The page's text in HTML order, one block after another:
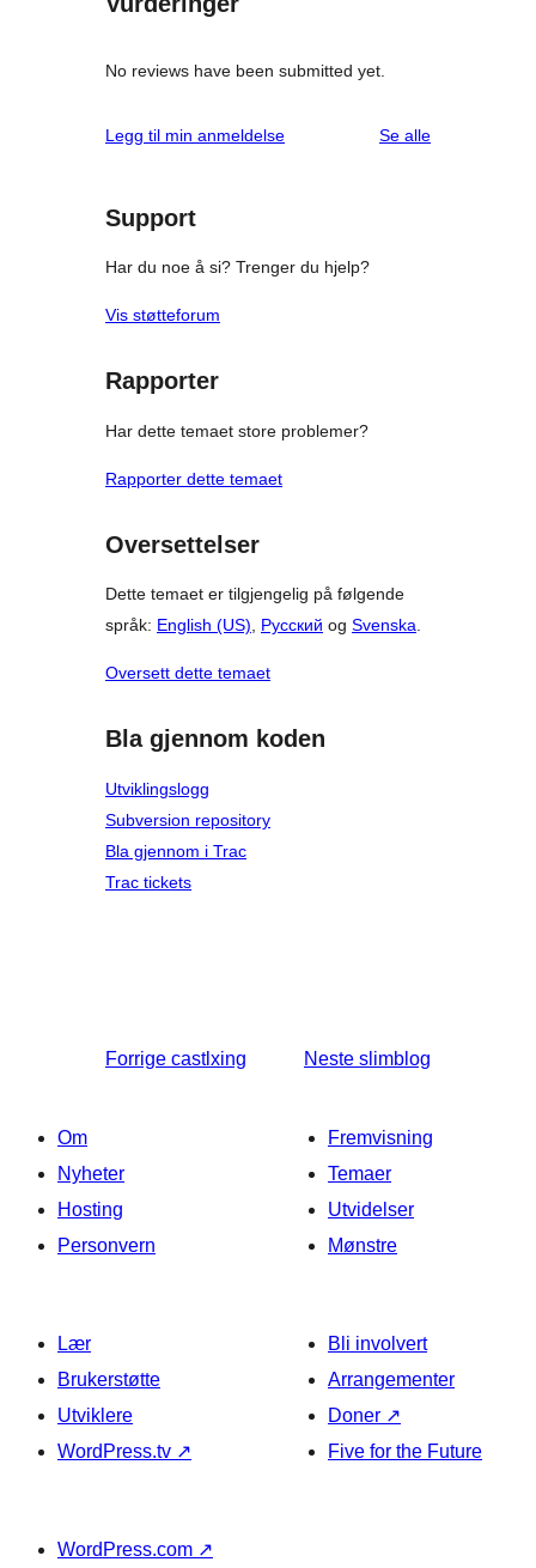
No reviews have been submitted yet.
Legg til min anmeldelse Se alleomtalene
Support
Har du noe å si? Trenger du hjelp?
Vis støtteforum
Rapporter
Har dette temaet store problemer?
Rapporter dette temaet
Oversettelser
Dette temaet er tilgjengelig på følgende
språk: English (US), Русский og Svenska.
Oversett dette temaet
Bla gjennom koden
Utviklingslogg
Subversion repository
Bla gjennom i Trac
Trac tickets
Forrige castlxing Neste slimblog
Om
Nyheter
Hosting
Personvern
Fremvisning
Temaer
Utvidelser
Mønstre
Lær
Brukerstøtte
Utviklere
WordPress.tv ↗
Bli involvert
Arrangementer
Doner ↗
Five for the Future
WordPress.com ↗